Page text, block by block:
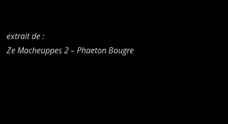
extrait de :
Ze Macheuppes2 – Phaeton Bougre